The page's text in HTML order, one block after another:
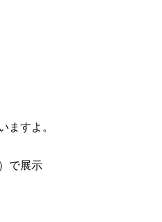
ますよ。
で展示